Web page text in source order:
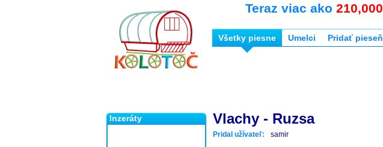
Inzeráty
Teraz viac ako 210,000
Všetky piesne Umelci Pridať pieseň
Vlachy - Ruzsa
Pridal užívateľ: samir